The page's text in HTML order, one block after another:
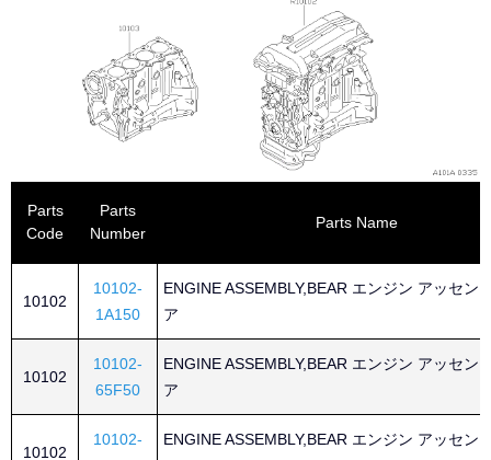
Parts
Code
Parts
Number
Parts Name
10102
10102-
1A150
ENGINE ASSEMBLY,BEAR エンジン アッセン
ア
10102
10102-
65F50
ENGINE ASSEMBLY,BEAR エンジン アッセン
ア
10102
10102-
ENGINE ASSEMBLY,BEAR エンジン アッセン